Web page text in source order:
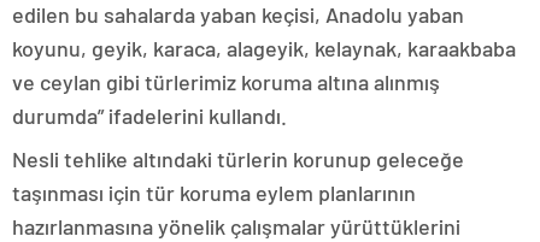
edilen bu sahalarda yaban keçisi, Anadolu yaban
koyunu, geyik, karaca, alageyik, kelaynak, karaakbaba
ve ceylan gibi türlerimiz koruma altına alınmış
durumda” ifadelerini kullandı.
Nesli tehlike altındaki türlerin korunup geleceğe
taşınması için tür koruma eylem planlarının
hazırlanmasına yönelik çalışmalar yürüttüklerini